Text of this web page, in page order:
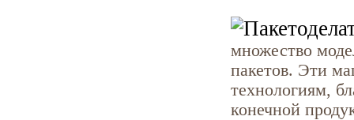
множество
пакетов. Эти
технологиям,
конечной